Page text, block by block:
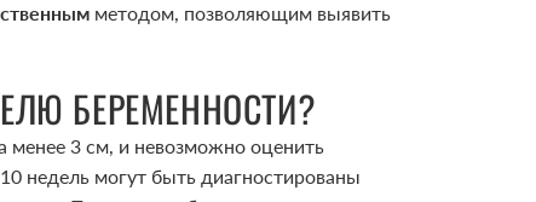
методом, позволяющим выявить
БЕРЕМЕННОСТИ?
менее 3 см, и невозможно оценить
недель могут быть диагностированы